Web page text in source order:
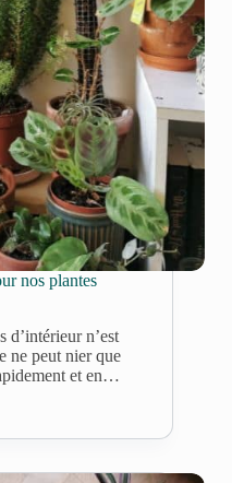
nos plantes
d’intérieur n’est
ne peut nier que
et en…